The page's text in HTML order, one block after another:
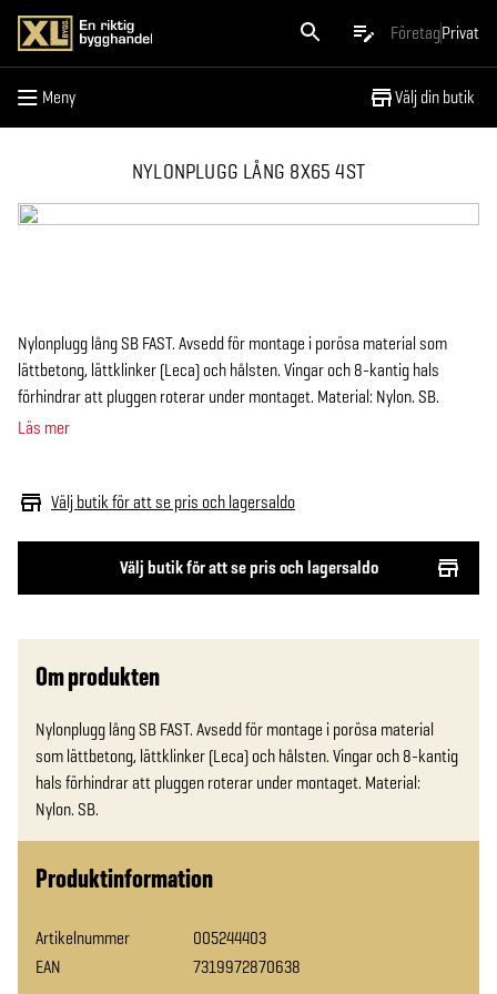
FöretagPrivat
Meny Välj din butik
Meny
NYLONPLUGG LÅNG 8X65 4ST
Välj butik för att se pris och lagersaldo
Välj butik för att se pris och lagersaldo
Nylonplugg lång SB FAST. Avsedd för montage i porösa material som
lättbetong, lättklinker (Leca) och hålsten. Vingar och 8-kantig hals
förhindrar att pluggen roterar under montaget. Material: Nylon. SB.
Läs mer
Om produkten
Nylonplugg lång SB FAST. Avsedd för montage i porösa material
som lättbetong, lättklinker (Leca) och hålsten. Vingar och 8-kantig
hals förhindrar att pluggen roterar under montaget. Material:
Nylon. SB.
Produktinformation
Artikelnummer
005244403
EAN
7319972870638